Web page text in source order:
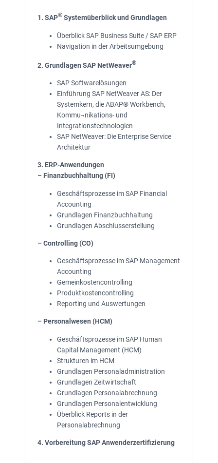
1. SAP®Systemüberblick und Grundlagen
Überblick SAP Business Suite / SAP ERP
Navigation in der Arbeitsumgebung
2. Grundlagen SAP NetWeaver®
SAP Softwarelösungen
Einführung SAP NetWeaver AS: Der
Systemkern, die ABAP® Workbench,
Kommu¬nikations- und
Integrationstechnologien
SAP NetWeaver: Die Enterprise Service
Architektur
3. ERP-Anwendungen
– Finanzbuchhaltung (FI)
Geschäftsprozesse im SAP Financial
Accounting
Grundlagen Finanzbuchhaltung
Grundlagen Abschlusserstellung
– Controlling (CO)
Geschäftsprozesse im SAP Management
Accounting
Gemeinkostencontrolling
Produktkostencontrolling
Reporting und Auswertungen
– Personalwesen (HCM)
Geschäftsprozesse im SAP Human
Capital Management (HCM)
Strukturen im HCM
Grundlagen Personaladministration
Grundlagen Zeitwirtschaft
Grundlagen Personalabrechnung
Grundlagen Personalentwicklung
Überblick Reports in der
Personalabrechnung
4. Vorbereitung SAP Anwenderzertifizierung